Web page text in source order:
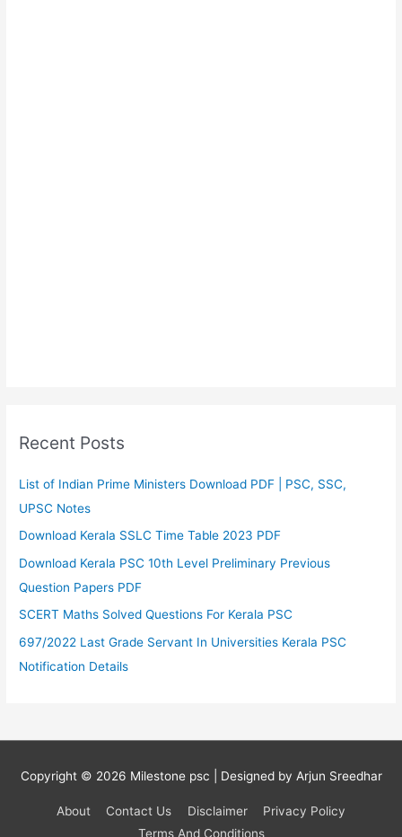
Recent Posts
List of Indian Prime Ministers Download PDF | PSC, SSC,
UPSC Notes
Download Kerala SSLC Time Table 2023 PDF
Download Kerala PSC 10th Level Preliminary Previous
Question Papers PDF
SCERT Maths Solved Questions For Kerala PSC
697/2022 Last Grade Servant In Universities Kerala PSC
Notification Details
Copyright © 2026 Milestone psc | Designed by Arjun Sreedhar
About Contact Us Disclaimer
Privacy Policy
Terms And Conditions